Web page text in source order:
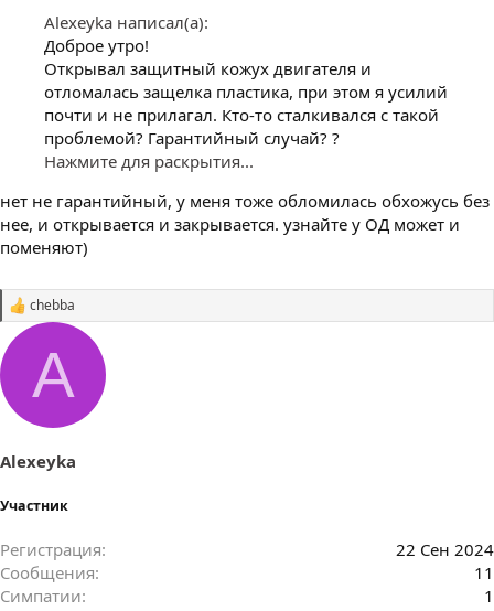
Alexeyka написал(а):
Доброе утро!
Открывал защитный кожух двигателя и
отломалась защелка пластика, при этом я усилий
почти и не прилагал. Кто-то сталкивался с такой
проблемой? Гарантийный случай? ?
Нажмите для раскрытия...
нет не гарантийный, у меня тоже обломилась обхожусь без
нее, и открывается и закрывается. узнайте у ОД может и
поменяют)
С
м
т
и
:
chebba
A
Alexeyka
Участник
Регистрация
22 Сен 2024
Сообщения
11
Симпатии
1